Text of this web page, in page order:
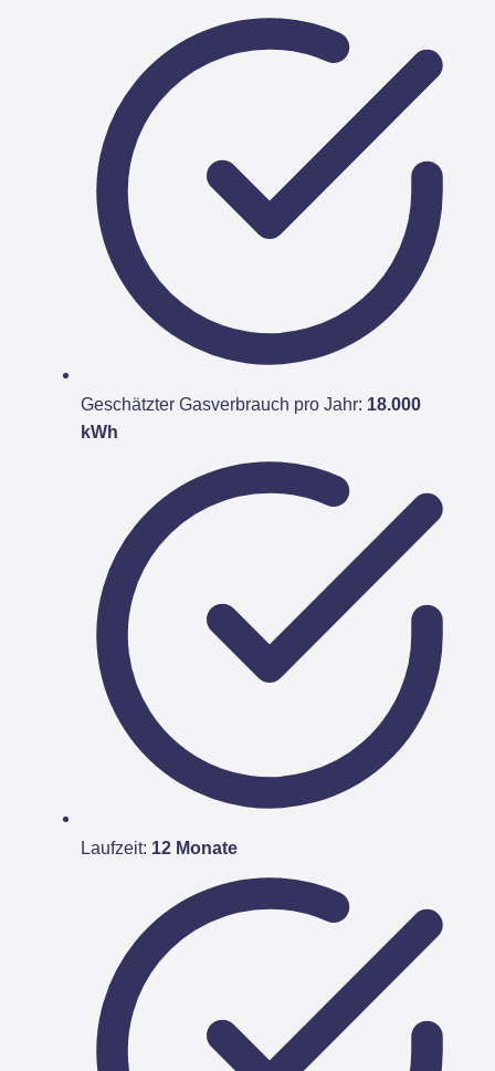
Geschätzter Gasverbrauch pro Jahr: 18.000
kWh
Laufzeit: 12 Monate